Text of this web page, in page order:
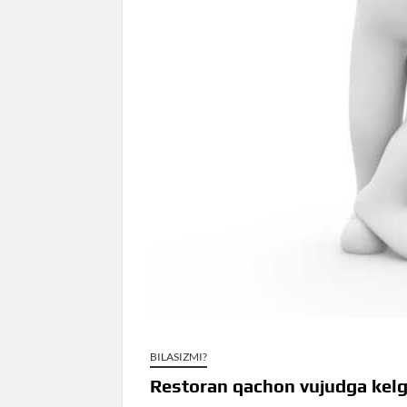
BILASIZMI?
Restoran qachon vujudga